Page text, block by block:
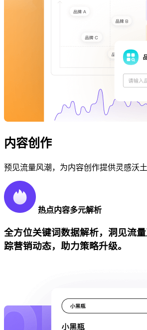
内容创作
预见流量风潮，为内容创作提供灵感沃土
热点内容多元解析
全方位关键词数据解析，洞见流
踪营销动态，助力策略升级。